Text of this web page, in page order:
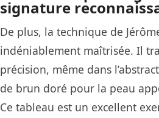
signature
De plus, la technique de
indéniablement maîtrisée. Il
précision, même dans
de brun doré pour la peau
Ce tableau est un excellent